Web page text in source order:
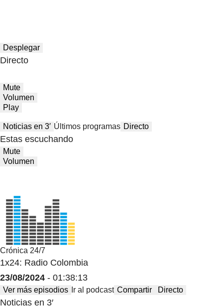
Desplegar
Directo
Mute
Volumen
Play
Noticias en 3′ Últimos programas Directo
Estas escuchando
Mute
Volumen
Crónica 24/7
1x24: Radio Colombia
23/08/2024 - 01:38:13
Ver más episodios Ir al podcast Compartir Directo
Noticias en 3′